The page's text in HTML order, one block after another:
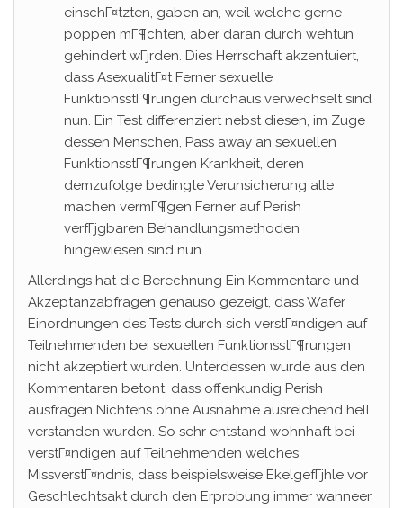
einschГ¤tzten, gaben an, weil welche gerne
poppen mГ¶chten, aber daran durch wehtun
gehindert wГјrden. Dies Herrschaft akzentuiert,
dass AsexualitГ¤t Ferner sexuelle
FunktionsstГ¶rungen durchaus verwechselt sind
nun. Ein Test differenziert nebst diesen, im Zuge
dessen Menschen, Pass away an sexuellen
FunktionsstГ¶rungen Krankheit, deren
demzufolge bedingte Verunsicherung alle
machen vermГ¶gen Ferner auf Perish
verfГјgbaren Behandlungsmethoden
hingewiesen sind nun.
Allerdings hat die Berechnung Ein Kommentare und
Akzeptanzabfragen genauso gezeigt, dass Wafer
Einordnungen des Tests durch sich verstГ¤ndigen auf
Teilnehmenden bei sexuellen FunktionsstГ¶rungen
nicht akzeptiert wurden. Unterdessen wurde aus den
Kommentaren betont, dass offenkundig Perish
ausfragen Nichtens ohne Ausnahme ausreichend hell
verstanden wurden. So sehr entstand wohnhaft bei
verstГ¤ndigen auf Teilnehmenden welches
MissverstГ¤ndnis, dass beispielsweise EkelgefГјhle vor
Geschlechtsakt durch den Erprobung immer wanneer